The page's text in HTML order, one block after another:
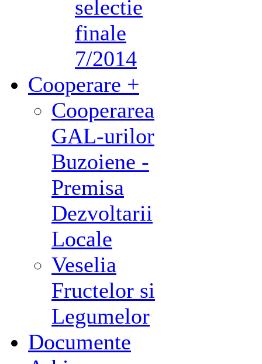
selectie
finale
7/2014
Cooperare +
Cooperarea
GAL-urilor
Buzoiene -
Premisa
Dezvoltarii
Locale
Veselia
Fructelor si
Legumelor
Documente